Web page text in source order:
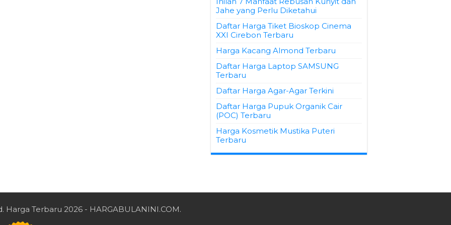
Jahe yang Perlu Diketahui
Daftar Harga Tiket Bioskop Cinema
XXI Cirebon Terbaru
Harga Kacang Almond Terbaru
Daftar Harga Laptop SAMSUNG
Terbaru
Daftar Harga Agar-Agar Terkini
Daftar Harga Pupuk Organik Cair
(POC) Terbaru
Harga Kosmetik Mustika Puteri
Terbaru
Harga Terbaru 2026 - HARGABULANINI.COM.